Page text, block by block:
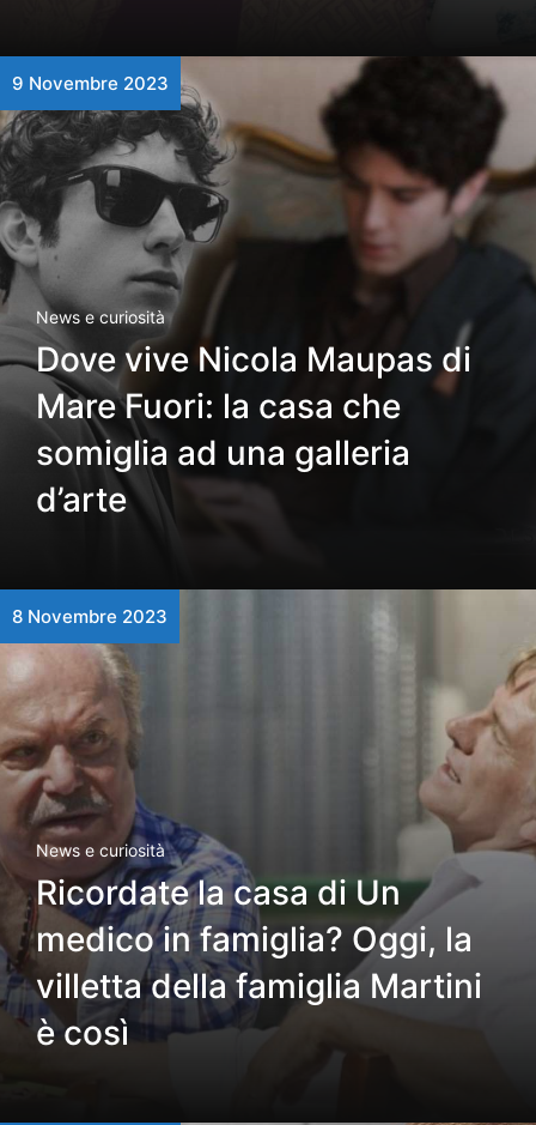
9 Novembre 2023
News e curiosità
Dove vive Nicola Maupas di
Mare Fuori: la casa che
somiglia ad una galleria
d’arte
8 Novembre 2023
News e curiosità
Ricordate la casa di Un
medico in famiglia? Oggi, la
villetta della famiglia Martini
è così